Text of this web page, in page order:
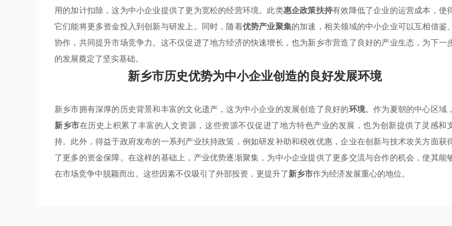
用的加计扣除，这为中小企业提供了更为宽松的经营环境。此类惠企政策扶持有效降低了企业的运营成本，使
它们能将更多资金投入到创新与研发上。同时，随着优势产业聚集的加速，相关领域的中小企业可以互相借鉴、
协作，共同提升市场竞争力。这不仅促进了地方经济的快速增长，也为新乡市营造了良好的产业生态，为下一
的发展奠定了坚实基础。
新乡市历史优势为中小企业创造的良好发展环境
新乡市拥有深厚的历史背景和丰富的文化遗产，这为中小企业的发展创造了良好的环境。作为夏朝的中心区域，
新乡市在历史上积累了丰富的人文资源，这些资源不仅促进了地方特色产业的发展，也为创新提供了灵感和
持。此外，得益于政府发布的一系列产业扶持政策，例如研发补助和税收优惠，企业在创新与技术攻关方面获
了更多的资金保障。在这样的基础上，产业优势逐渐聚集，为中小企业提供了更多交流与合作的机会，使其能
在市场竞争中脱颖而出。这些因素不仅吸引了外部投资，更提升了新乡市作为经济发展重心的地位。